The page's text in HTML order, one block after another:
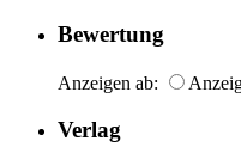
Bewertung
Anzeigen ab:
Verlag